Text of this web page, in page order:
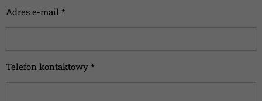
Adres e-mail *
Telefon kontaktowy *